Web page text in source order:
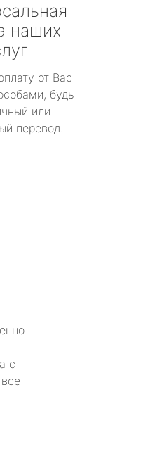
наших
от Вас
будь
или
перевод.
с